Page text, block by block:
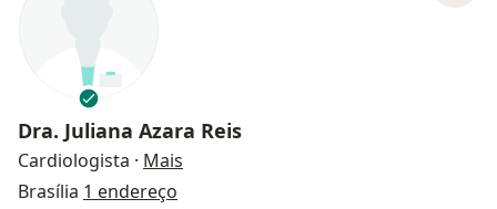
Dra. Juliana Azara Reis
Cardiologista · Mais
Brasília 1 endereço